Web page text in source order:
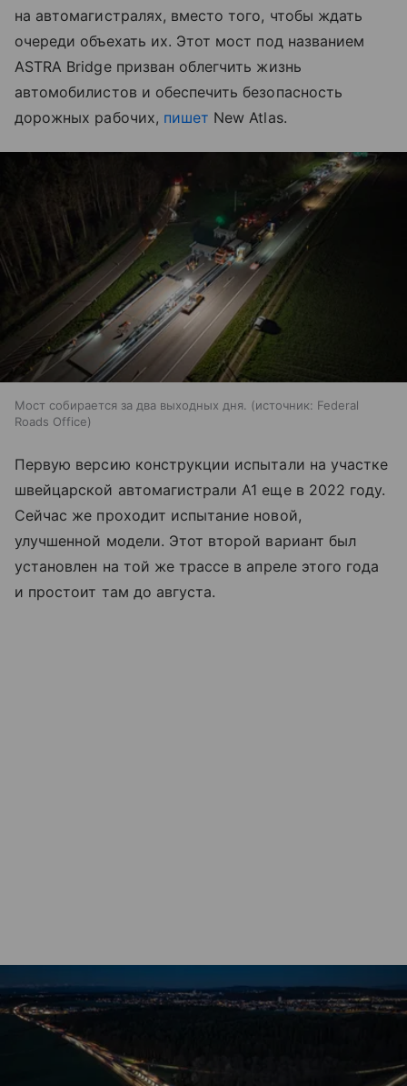
на автомагистралях, вместо того, чтобы ждать
очереди объехать их. Этот мост под названием
ASTRA Bridge призван облегчить жизнь
автомобилистов и обеспечить безопасность
дорожных рабочих, пишет New Atlas.
Мост собирается за два выходных дня. источник: Federal
Roads Office
Первую версию конструкции испытали на участке
швейцарской автомагистрали A1 еще в 2022 году.
Сейчас же проходит испытание новой,
улучшенной модели. Этот второй вариант был
установлен на той же трассе в апреле этого года
и простоит там до августа.